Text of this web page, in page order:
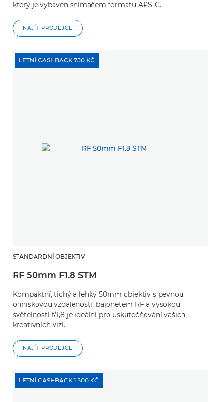
který je vybaven snímačem formátu APS-C.
NAJÍT PRODEJCE
LETNÍ CASHBACK 750 KČ
STANDARDNÍ OBJEKTIV
RF 50mm F1.8 STM
Kompaktní, tichý a lehký 50mm objektiv s pevnou
ohniskovou vzdáleností, bajonetem RF a vysokou
světelností f/1,8 je ideální pro uskutečňování vašich
kreativních vizí.
NAJÍT PRODEJCE
LETNÍ CASHBACK 1 500 KČ